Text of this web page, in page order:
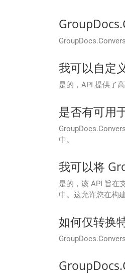
我可以自定
是的，API 提供了
是否有可用
中。
我可以将
是的，该 API 旨在
中。这允许您在构
如何仅转换